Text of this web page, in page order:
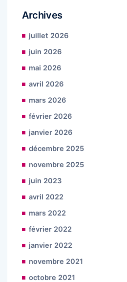
Archives
juillet 2026
juin 2026
mai 2026
avril 2026
mars 2026
février 2026
janvier 2026
décembre 2025
novembre 2025
juin 2023
avril 2022
mars 2022
février 2022
janvier 2022
novembre 2021
octobre 2021